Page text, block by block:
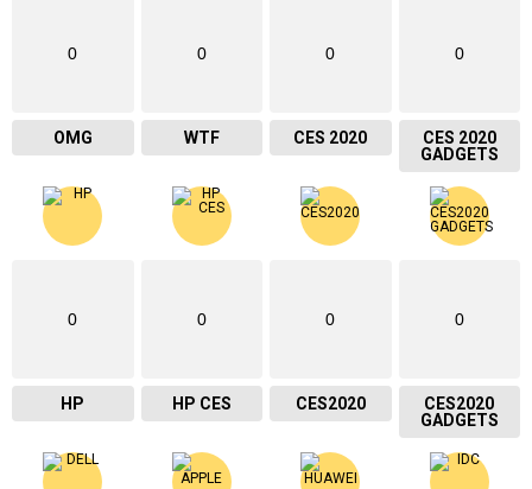
0
OMG
0
WTF
0
CES 2020
0
CES 2020
GADGETS
0
HP
0
HP CES
0
CES2020
0
CES2020
GADGETS